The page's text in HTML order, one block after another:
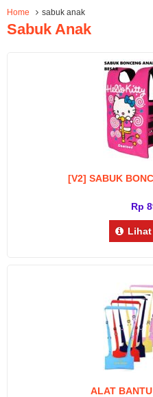
Home sabuk anak
Sabuk Anak
[V2] SABUK
Rp
ALAT